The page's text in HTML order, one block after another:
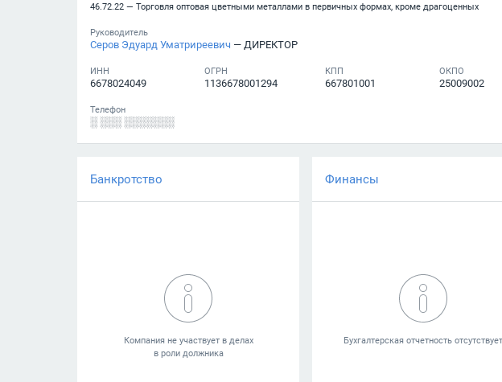
46.72.22 — Торговля оптовая цветными металлами в первичных формах, кроме драгоценных
Руководитель
Серов Эдуард Уматриреевич — ДИРЕКТОР
ИНН
6678024049
ОГРН
1136678001294
КПП
667801001
ОКПО
25009002
Телефон
░ ░░░ ░░░░░░░
Банкротство Финансы